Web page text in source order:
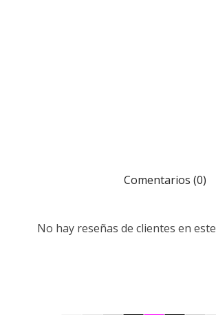
Comentarios (0)
No hay reseñas de clientes en